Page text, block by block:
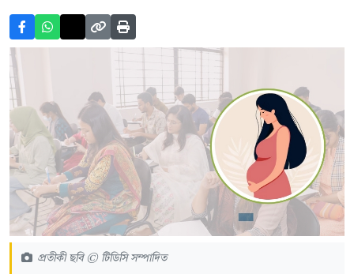
প্রতীকী ছবি © টিডিসি সম্পাদিত